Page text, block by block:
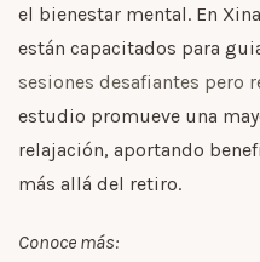
el bienestar mental. En
están capacitados para
sesiones desafiantes pero
estudio promueve una
relajación, aportando
más allá del retiro.
Conoce más: